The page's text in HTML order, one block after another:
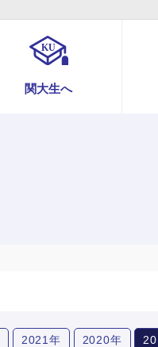
関大生へ
2021年 2020年